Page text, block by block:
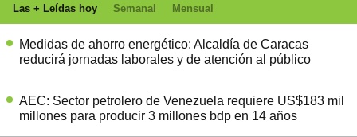
Las + Leídas hoy Semanal Mensual
Medidas de ahorro energético: Alcaldía de Caracas
reducirá jornadas laborales y de atención al público
AEC: Sector petrolero de Venezuela requiere US$183 mil
millones para producir 3 millones bdp en 14 años